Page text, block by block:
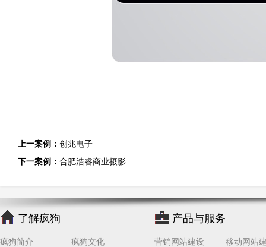
上一案例： 创兆电子
下一案例： 合肥浩睿商业摄影
了解疯狗
疯狗简介
疯狗文化
产品与服务
营销网站建设
移动网站